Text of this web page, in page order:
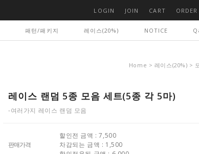
LOGIN JOIN CART ORDER
패턴/패키지 레이스(20%) NOTICE
Home > 레이스(20%) >
레이스 랜덤 5종 모음 세트(5종 각 5마)
-여러가지 레이스 랜덤 모음
판매가격
할인전 금액 : 7,500
차감되는 금액 : 1,500